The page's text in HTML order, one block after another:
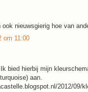
ook nieuwsgierig hoe van
om 11:00
bied hierbij mijn
aan.
2012/09/